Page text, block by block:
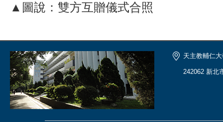
▲圖說：雙方互贈儀式合照
天主教輔仁
242062 新北